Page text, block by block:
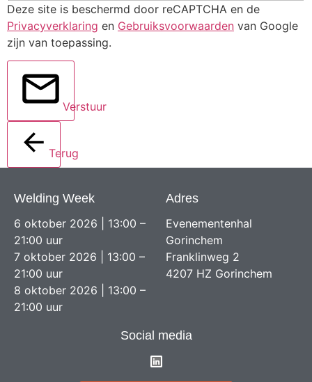
Deze site is beschermd door reCAPTCHA en de
Privacyverklaring en Gebruiksvoorwaarden van Google
zijn van toepassing.
Verstuur
Terug
Welding Week
6 oktober 2026 | 13:00 –
21:00 uur
7 oktober 2026 | 13:00 –
21:00 uur
8 oktober 2026 | 13:00 –
21:00 uur
Adres
Evenementenhal
Gorinchem
Franklinweg 2
4207 HZ Gorinchem
Social media